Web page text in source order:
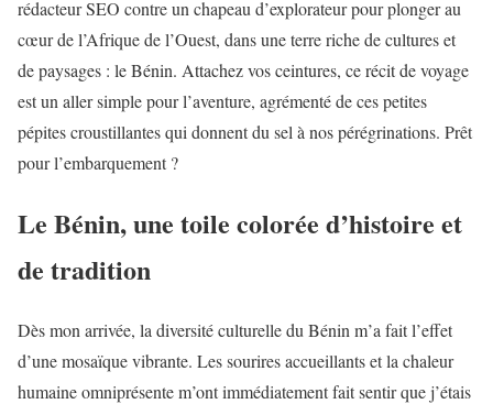
rédacteur SEO contre un chapeau d’explorateur pour plonger au
cœur de l’Afrique de l’Ouest, dans une terre riche de cultures et
de paysages : le Bénin. Attachez vos ceintures, ce récit de voyage
est un aller simple pour l’aventure, agrémenté de ces petites
pépites croustillantes qui donnent du sel à nos pérégrinations. Prêt
pour l’embarquement ?
Le Bénin, une toile colorée d’histoire et
de tradition
Dès mon arrivée, la diversité culturelle du Bénin m’a fait l’effet
d’une mosaïque vibrante. Les sourires accueillants et la chaleur
humaine omniprésente m’ont immédiatement fait sentir que j’étais